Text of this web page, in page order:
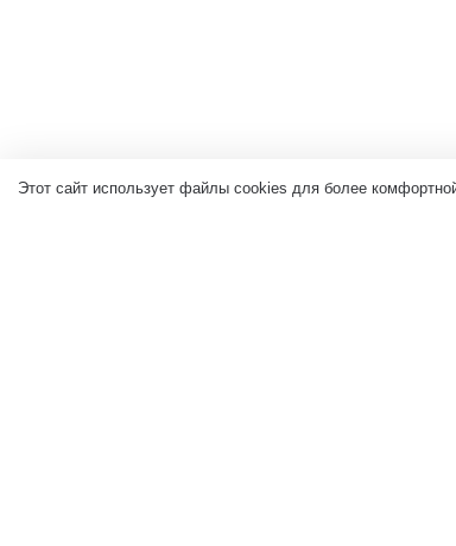
Этот сайт использует файлы cookies для более